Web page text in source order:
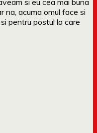
si eu cea mai buna
na, acuma omul face si
pentru postul la care